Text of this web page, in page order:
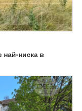
най-ниска в